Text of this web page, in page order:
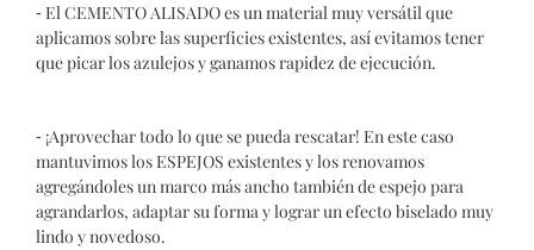
⁃ El CEMENTO ALISADO es un material muy versátil que
aplicamos sobre las superficies existentes, así evitamos tener
que picar los azulejos y ganamos rapidez de ejecución.
⁃ ¡Aprovechar todo lo que se pueda rescatar! En este caso
mantuvimos los ESPEJOS existentes y los renovamos
agregándoles un marco más ancho también de espejo para
agrandarlos, adaptar su forma y lograr un efecto biselado muy
lindo y novedoso.